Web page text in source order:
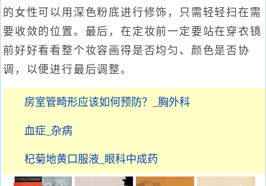
的女性可以用深色粉底进行修饰，只需轻轻扫在需
要收敛的位置。最后，在定妆前一定要站在穿衣镜
前好好看看整个妆容画得是否均匀、颜色是否协
调，以便进行最后调整。
房室管畸形应该如何预防？_胸外科
血症_杂病
杞菊地黄口服液_眼科中成药